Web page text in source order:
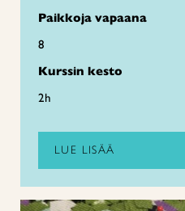
Paikkoja vapaana
8
Kurssin kesto
2h
LUE LISÄÄ